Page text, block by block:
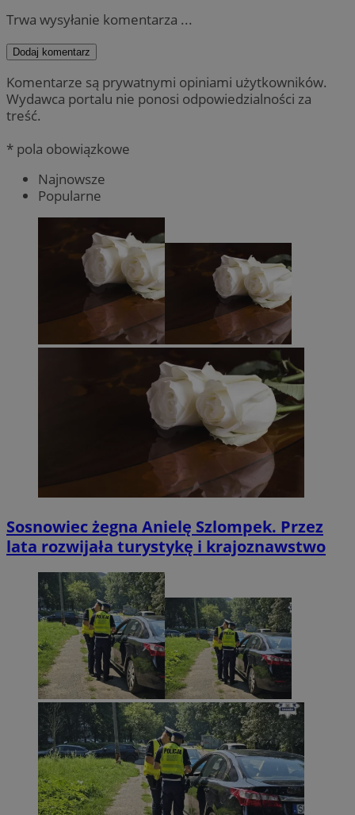
Trwa wysyłanie komentarza ...
Dodaj komentarz
Komentarze są prywatnymi opiniami użytkowników.
Wydawca portalu nie ponosi odpowiedzialności za
treść.
* pola obowiązkowe
Najnowsze
Popularne
Sosnowiec żegna Anielę Szlompek. Przez
lata rozwijała turystykę i krajoznawstwo